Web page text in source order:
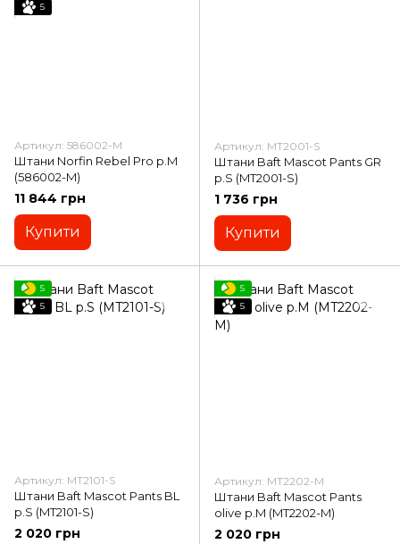
5
Артикул: 586002-M
Штани Norfin Rebel Pro р.M
(586002-M)
11 844 грн
Купити
Артикул: MT2001-S
Штани Baft Mascot Pants GR
р.S (MT2001-S)
1 736 грн
Купити
5
5
Артикул: MT2101-S
Штани Baft Mascot Pants BL
р.S (MT2101-S)
2 020 грн
5
5
Артикул: MT2202-M
Штани Baft Mascot Pants
olive р.M (MT2202-M)
2 020 грн